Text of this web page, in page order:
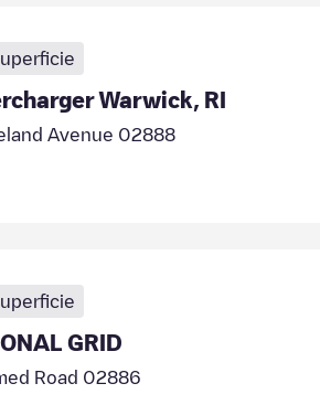
Warwick, RI
Avenue 02888
GRID
Road 02886